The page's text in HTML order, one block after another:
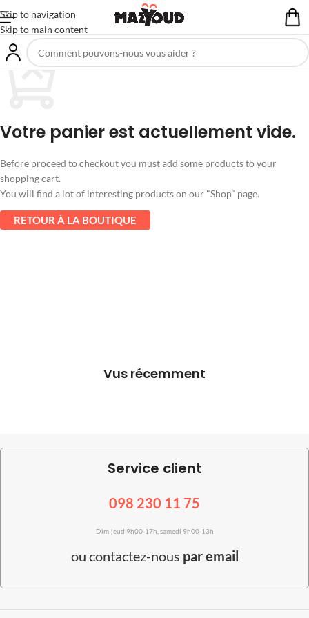
Skip to navigation
Skip to main content
Votre panier est actuellement vide.
Before proceed to checkout you must add some products to your
shopping cart.
You will find a lot of interesting products on our "Shop" page.
RETOUR À LA BOUTIQUE
Vus récemment
Service client
098 230 11 75
Dim-jeud 9h00-17h, samedi 9h00-13h
ou contactez-nous par email